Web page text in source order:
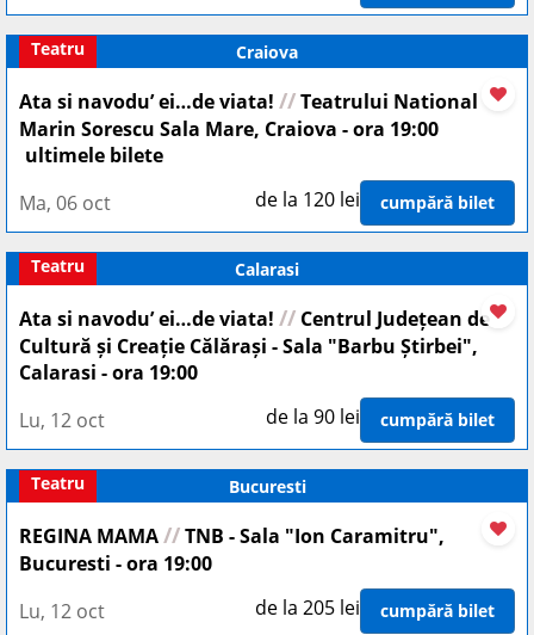
Craiova
Teatru
Ata si navodu’ ei…de viata! //Teatrului National
Marin Sorescu Sala Mare, Craiova - ora 19:00
ultimele bilete
Ma, 06 oct
de la 120 lei cumpără bilet
Calarasi
Teatru
Ata si navodu’ ei…de viata! // Centrul Județean de
Cultură și Creație Călărași - Sala "Barbu Știrbei",
Calarasi - ora 19:00
Lu, 12 oct
de la 90 lei cumpără bilet
Bucuresti
Teatru
REGINA MAMA//TNB - Sala "Ion Caramitru",
Bucuresti - ora 19:00
Lu, 12 oct
de la 205 lei cumpără bilet